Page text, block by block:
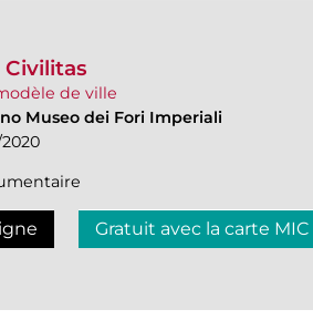
Civilitas
de ville
Museo dei Fori Imperiali
2020
Gratuit avec la carte MIC